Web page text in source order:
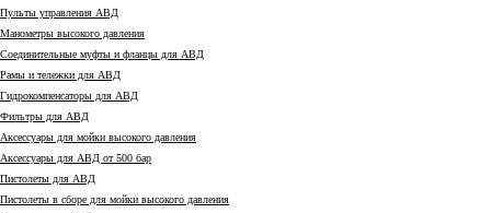
Пульты управления АВД
Манометры высокого давления
Соединительные муфты и фланцы для АВД
Рамы и тележки для АВД
Гидрокомпенсаторы для АВД
Фильтры для АВД
Аксессуары для мойки высокого давления
Аксессуары для АВД от 500 бар
Пистолеты для АВД
Пистолеты в сборе для мойки высокого давления